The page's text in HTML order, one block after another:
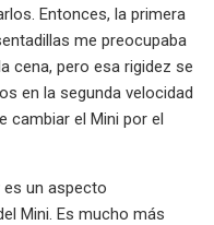
Entonces, la primera
me preocupaba
cena, pero esa rigidez se
en la segunda velocidad
cambiar el Mini por el
es un aspecto
Mini. Es mucho más